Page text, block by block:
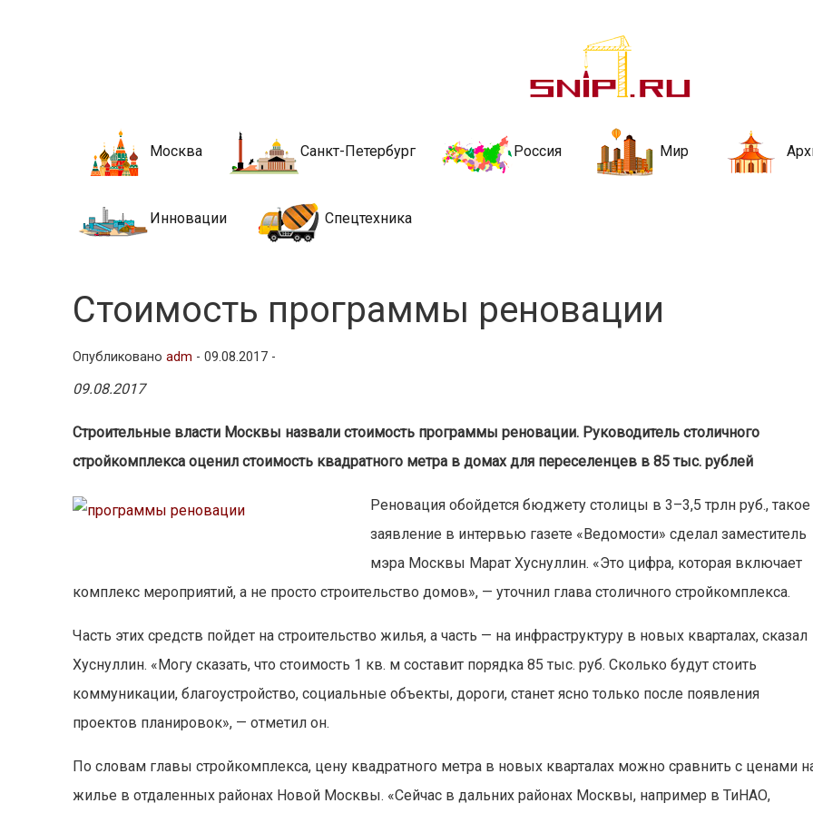
Новости строительства и
стройкой рубрики
Москва Санкт-Петербург Россия Мир
Инновации Спецтехника
Стоимость программы реновации
Опубликованоadm -09.08.2017 -
09.08.2017
Строительные власти Москвы назвали стоимость программы реновации. Руководитель столичного
стройкомплекса оценил стоимость квадратного метра в домах для переселенцев в 85 тыс. рублей
Реновация обойдется бюджету столицы в 3–3,5 трлн руб., такое
заявление в интервью газете «Ведомости» сделал заместитель
мэра Москвы Марат Хуснуллин. «Это цифра, которая включает
комплекс мероприятий, а не просто строительство домов», — уточнил глава столичного стройкомплекса.
Часть этих средств пойдет на строительство жилья, а часть — на инфраструктуру в новых кварталах, сказал
Хуснуллин. «Могу сказать, что стоимость 1 кв. м составит порядка 85 тыс. руб. Сколько будут стоить
коммуникации, благоустройство, социальные объекты, дороги, станет ясно только после появления
проектов планировок», — отметил он.
По словам главы стройкомплекса, цену квадратного метра в новых кварталах можно сравнить с ценами
жилье в отдаленных районах Новой Москвы. «Сейчас в дальних районах Москвы, например в ТиНАО,